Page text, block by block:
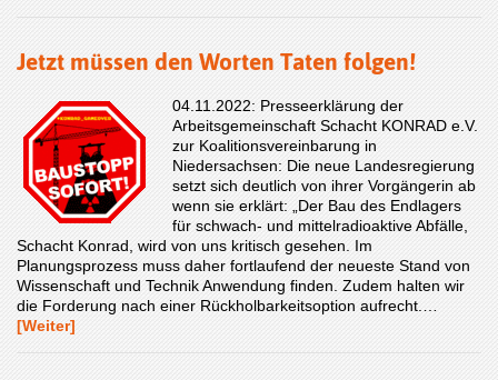
Jetzt müssen den Worten Taten folgen!
04.11.2022: Presseerklärung der
Arbeitsgemeinschaft Schacht KONRAD e.V.
zur Koalitionsvereinbarung in
Niedersachsen: Die neue Landesregierung
setzt sich deutlich von ihrer Vorgängerin ab
wenn sie erklärt: „Der Bau des Endlagers
für schwach- und mittelradioaktive Abfälle,
Schacht Konrad, wird von uns kritisch gesehen. Im
Planungsprozess muss daher fortlaufend der neueste Stand von
Wissenschaft und Technik Anwendung finden. Zudem halten wir
die Forderung nach einer Rückholbarkeitsoption aufrecht.…
[Weiter]